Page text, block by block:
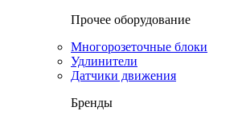
Прочее оборудование
Многорозеточные блоки
Удлинители
Датчики движения
Бренды